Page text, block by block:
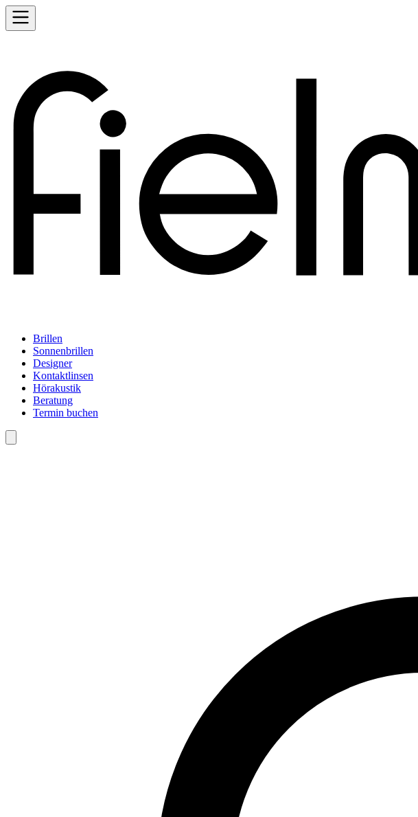
Brillen
Sonnenbrillen
Designer
Kontaktlinsen
Hörakustik
Beratung
Termin buchen